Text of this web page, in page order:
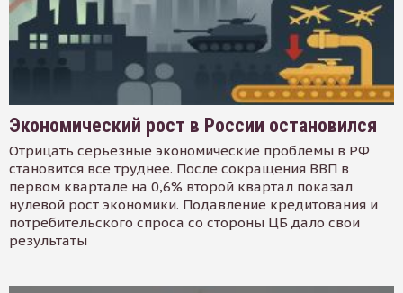
Экономический рост в России остановился
Отрицать серьезные экономические проблемы в РФ
становится все труднее. После сокращения ВВП в
первом квартале на 0,6% второй квартал показал
нулевой рост экономики. Подавление кредитования и
потребительского спроса со стороны ЦБ дало свои
результаты